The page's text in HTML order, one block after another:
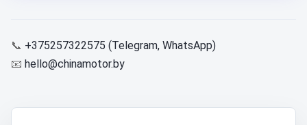
📞 +375257322575 (Telegram, WhatsApp)
📧 hello@chinamotor.by